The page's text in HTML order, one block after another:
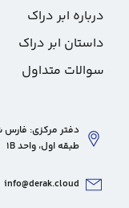
درباره ابر دراک
داستان ابر دراک
سوالات متداول
طبقه اول، واحد 1B
info@derak.cloud